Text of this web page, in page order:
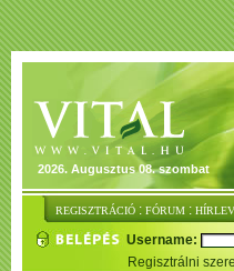
2026. Augusztus 08. szombat
REGISZTRÁCIÓ : FÓRUM :
Username:
Regisztrálni